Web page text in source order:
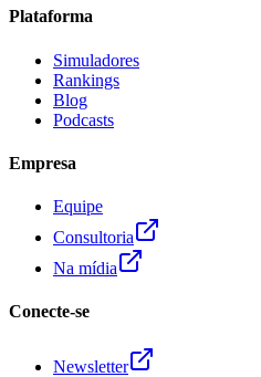
Plataforma
Simuladores
Rankings
Blog
Podcasts
Empresa
Equipe
Consultoria
Na mídia
Conecte-se
Newsletter